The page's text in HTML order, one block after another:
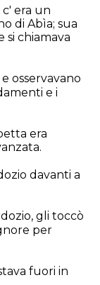
era un
di Abìa; sua
si chiamava
osservavano
e i
era
davanti a
gli toccò
per
fuori in